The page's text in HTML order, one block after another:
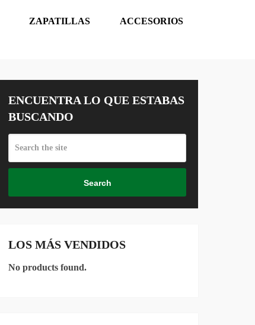
ZAPATILLAS ACCESORIOS
ENCUENTRA LO QUE ESTABAS
BUSCANDO
Search
LOS MÁS VENDIDOS
No products found.